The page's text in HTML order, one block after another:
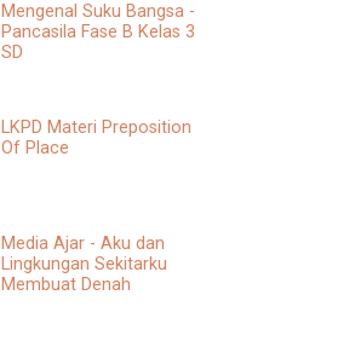
Mengenal Suku Bangsa -
Pancasila Fase B Kelas 3
SD
LKPD Materi Preposition
Of Place
Media Ajar - Aku dan
Lingkungan Sekitarku
Membuat Denah